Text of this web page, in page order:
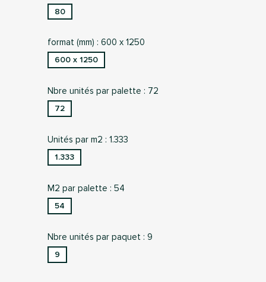
80
format (mm) : 600 x 1250
600 x 1250
Nbre unités par palette : 72
72
Unités par m2 : 1.333
1.333
M2 par palette : 54
54
Nbre unités par paquet : 9
9